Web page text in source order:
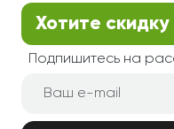
Хотите скидку
Подпишитесь на